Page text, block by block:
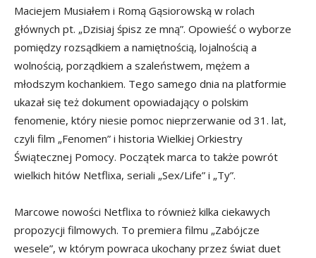
Maciejem Musiałem i Romą Gąsiorowską w rolach
głównych pt. „Dzisiaj śpisz ze mną”. Opowieść o wyborze
pomiędzy rozsądkiem a namiętnością, lojalnością a
wolnością, porządkiem a szaleństwem, mężem a
młodszym kochankiem. Tego samego dnia na platformie
ukazał się też dokument opowiadający o polskim
fenomenie, który niesie pomoc nieprzerwanie od 31. lat,
czyli film „Fenomen” i historia Wielkiej Orkiestry
Świątecznej Pomocy. Początek marca to także powrót
wielkich hitów Netflixa, seriali „Sex/Life” i „Ty”.
Marcowe nowości Netflixa to również kilka ciekawych
propozycji filmowych. To premiera filmu „Zabójcze
wesele”, w którym powraca ukochany przez świat duet